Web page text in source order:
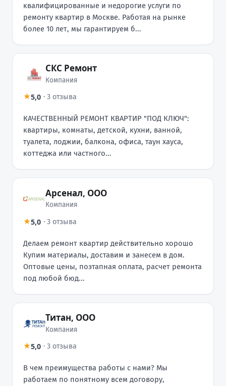
квалифицированные и недорогие услуги по
ремонту квартир в Москве. Работая на рынке
более 10 лет, мы гарантируем б...
СКС Ремонт
Компания
★5,0 · 3 отзыва
КАЧЕСТВЕННЫЙ РЕМОНТ КВАРТИР "ПОД КЛЮЧ":
квартиры, комнаты, детской, кухни, ванной,
туалета, лоджии, балкона, офиса, таун хауса,
коттеджа или частного...
Арсенал, ООО
Компания
★5,0 · 3 отзыва
Делаем ремонт квартир действительно хорошо
Купим материалы, доставим и занесем в дом.
Оптовые цены, поэтапная оплата, расчет ремонта
под любой бюд...
Титан, ООО
Компания
★5,0 · 3 отзыва
В чем преимущества работы с нами? Мы
работаем по понятному всем договору,